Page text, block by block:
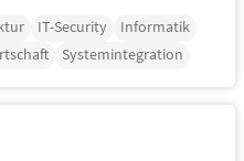
IT-Security
Informatik
Systemintegration